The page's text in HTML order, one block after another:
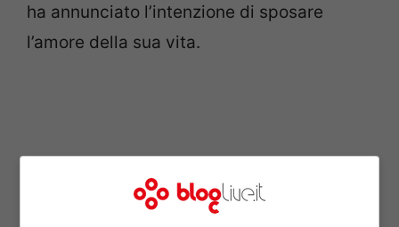
ha annunciato l’intenzione di sposare
l’amore della sua vita.